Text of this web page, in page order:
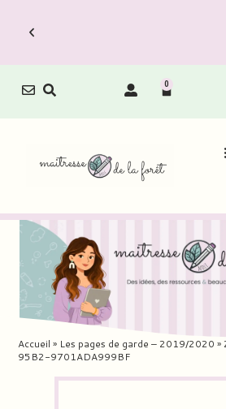
0
Accueil » Les pages de garde – 2019/2020 »
95B2-9701ADA999BF